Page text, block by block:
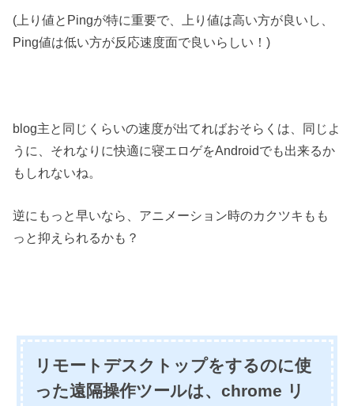
(上り値とPingが特に重要で、上り値は高い方が良いし、
Ping値は低い方が反応速度面で良いらしい！)
blog主と同じくらいの速度が出てればおそらくは、同じよ
うに、それなりに快適に寝エロゲをAndroidでも出来るか
もしれないね。
逆にもっと早いなら、アニメーション時のカクツキもも
っと抑えられるかも？
リモートデスクトップをするのに使
った遠隔操作ツールは、chrome リ